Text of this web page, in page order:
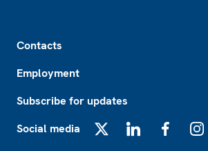
Contacts
Employment
Subscribe for updates
Social media